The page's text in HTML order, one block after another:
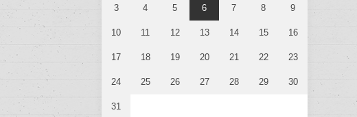
3 4 5 6 7 8 9
10 11 12 13 14 15 16
17 18 19 20 21 22 23
24 25 26 27 28 29 30
31